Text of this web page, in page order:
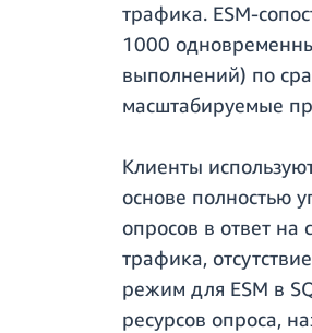
трафика. ESM-
1000
выполнений) по
масштабируемые
Клиенты
основе полностью
опросов в ответ
трафика,
режим для ESM в
ресурсов опроса,